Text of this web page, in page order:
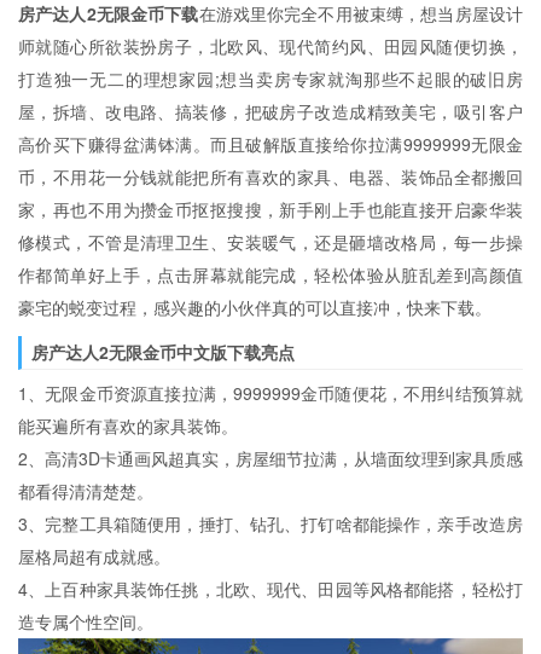
房产达人2无限金币下载在游戏里你完全不用被束缚，想当房屋设计
师就随心所欲装扮房子，北欧风、现代简约风、田园风随便切换，
打造独一无二的理想家园;想当卖房专家就淘那些不起眼的破旧房
屋，拆墙、改电路、搞装修，把破房子改造成精致美宅，吸引客户
高价买下赚得盆满钵满。而且破解版直接给你拉满9999999无限金
币，不用花一分钱就能把所有喜欢的家具、电器、装饰品全都搬回
家，再也不用为攒金币抠抠搜搜，新手刚上手也能直接开启豪华装
修模式，不管是清理卫生、安装暖气，还是砸墙改格局，每一步操
作都简单好上手，点击屏幕就能完成，轻松体验从脏乱差到高颜值
豪宅的蜕变过程，感兴趣的小伙伴真的可以直接冲，快来下载。
房产达人2无限金币中文版下载亮点
1、无限金币资源直接拉满，9999999金币随便花，不用纠结预算就
能买遍所有喜欢的家具装饰。
2、高清3D卡通画风超真实，房屋细节拉满，从墙面纹理到家具质感
都看得清清楚楚。
3、完整工具箱随便用，捶打、钻孔、打钉啥都能操作，亲手改造房
屋格局超有成就感。
4、上百种家具装饰任挑，北欧、现代、田园等风格都能搭，轻松打
造专属个性空间。